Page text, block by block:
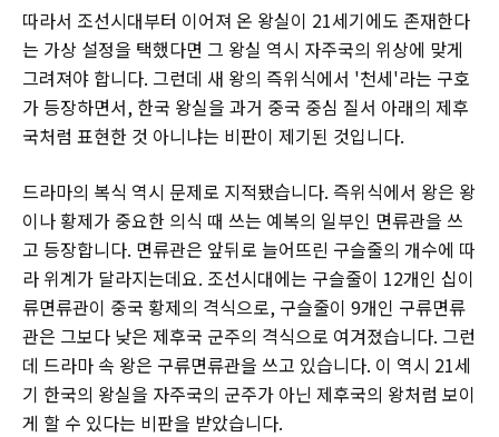
따라서 조선시대부터 이어져 온 왕실이 21세기에도 존재한다
는 가상 설정을 택했다면 그 왕실 역시 자주국의 위상에 맞게
그려져야 합니다. 그런데 새 왕의 즉위식에서 '천세'라는 구호
가 등장하면서, 한국 왕실을 과거 중국 중심 질서 아래의 제후
국처럼 표현한 것 아니냐는 비판이 제기된 것입니다.
드라마의 복식 역시 문제로 지적됐습니다. 즉위식에서 왕은 왕
이나 황제가 중요한 의식 때 쓰는 예복의 일부인 면류관을 쓰
고 등장합니다. 면류관은 앞뒤로 늘어뜨린 구슬줄의 개수에 따
라 위계가 달라지는데요. 조선시대에는 구슬줄이 12개인 십이
류면류관이 중국 황제의 격식으로, 구슬줄이 9개인 구류면류
관은 그보다 낮은 제후국 군주의 격식으로 여겨졌습니다. 그런
데 드라마 속 왕은 구류면류관을 쓰고 있습니다. 이 역시 21세
기 한국의 왕실을 자주국의 군주가 아닌 제후국의 왕처럼 보이
게 할 수 있다는 비판을 받았습니다.